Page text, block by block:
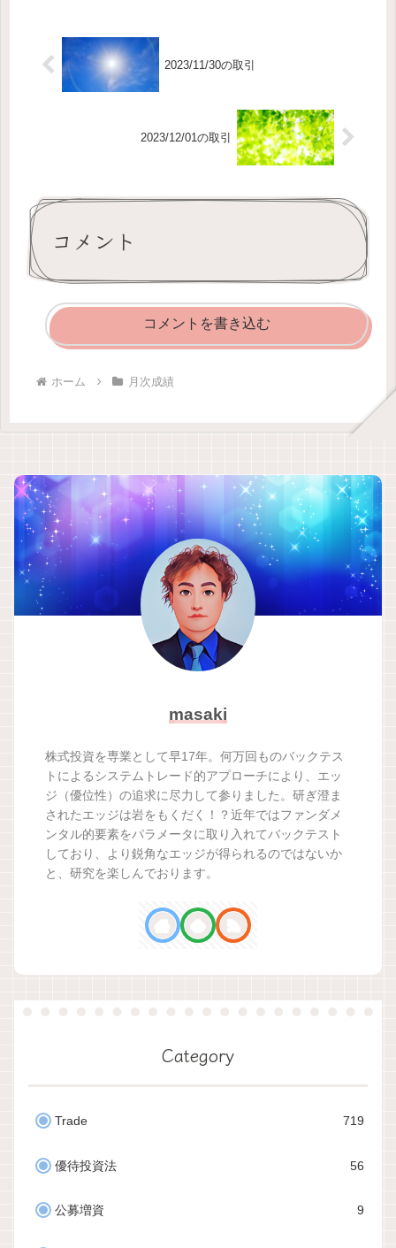
2023/11/30の取引
2023/12/01の取引
コメント
コメントを書き込む
ホーム 月次成績
masaki
株式投資を専業として早17年。何万回ものバックテス
トによるシステムトレード的アプローチにより、エッ
ジ（優位性）の追求に尽力して参りました。研ぎ澄ま
されたエッジは岩をもくだく！？近年ではファンダメ
ンタル的要素をパラメータに取り入れてバックテスト
しており、より鋭角なエッジが得られるのではないか
と、研究を楽しんでおります。
Category
Trade 719
優待投資法 56
公募増資 9